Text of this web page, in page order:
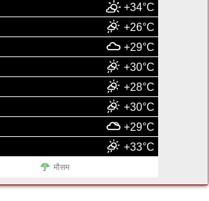
+34°C
+26°C
+29°C
+30°C
+28°C
+30°C
+29°C
+33°C
मौसम